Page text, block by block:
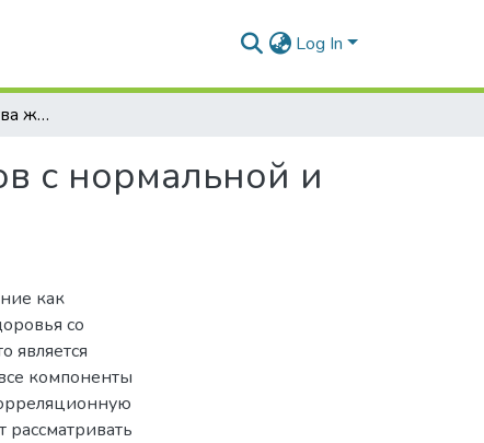
Log In
Особенности качества жизни детей и подростков с нормальной и избыточной массой тела
с нормальной и
как
со
является
компоненты
рассматривать